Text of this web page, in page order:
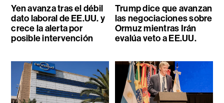
Yen avanza tras el débil
dato laboral de EE.UU. y
crece la alerta por
posible intervención
Trump dice que avanzan
las negociaciones sobre
Ormuz mientras Irán
evalúa veto a EE.UU.